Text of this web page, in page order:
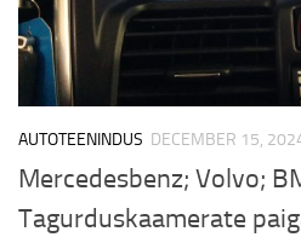
AUTOTEENINDUS DECEMBER 15,
Mercedesbenz; Volvo;
Tagurduskaamerate